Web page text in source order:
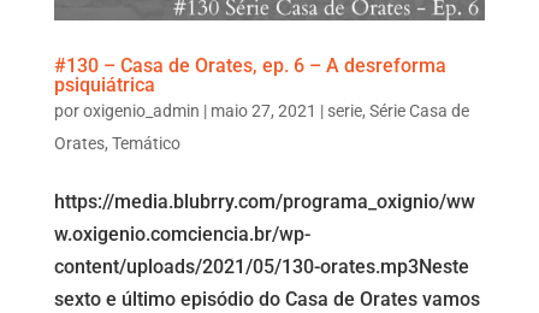
#130 – Casa de Orates, ep. 6 – A desreforma
psiquiátrica
poroxigenio_admin | maio 27, 2021 | serie, Série Casa de
Orates, Temático
https://media.blubrry.com/programa_oxignio/ww
w.oxigenio.comciencia.br/wp-
content/uploads/2021/05/130-orates.mp3Neste
sexto e último episódio do Casa de Orates vamos